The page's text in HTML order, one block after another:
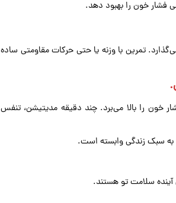
فشار خون را بهبود دهد.
تمرین با وزنه یا حتی حرکات مقاومتی ساده
را بالا می‌برد. چند دقیقه مدیتیشن، تنفس
به سبک زندگی وابسته است.
سلامت تو هستند.